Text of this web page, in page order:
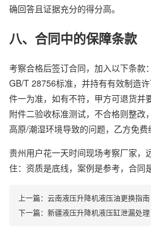
确回答且证据充分的得分高。
八、合同中的保障条款
考察合格后签订合同，加入以下条款
GB/T 28756标准，并持有有效制造
件一为准，如有不符，甲方可退货并
附件二验收标准测试，不合格则整改
高原/潮湿环境导致的问题，乙方免费
贵州用户花一天时间现场考察厂家，
住：资质是底线，案例是参考，合同
上一篇： 云南液压升降机液压油更换指南
下一篇： 新疆液压升降机液压缸泄漏处理